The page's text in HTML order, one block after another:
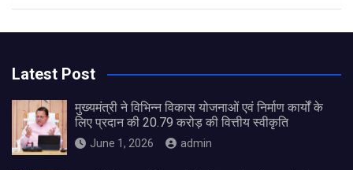
Latest Post
मुख्यमंत्री ने विभिन्न विकास योजनाओं एवं निर्माण कार्यों के
लिए प्रदान की 20.79 करोड़ की वित्तीय स्वीकृति
June 1, 2026 admin